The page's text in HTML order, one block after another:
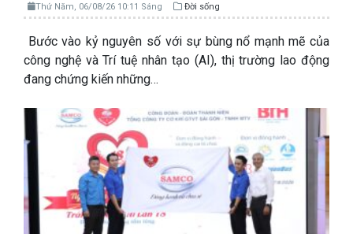
Thứ Năm, 06/08/26 10:11 Sáng Đời sống
Bước vào kỷ nguyên số với sự bùng nổ mạnh mẽ của
công nghệ và Trí tuệ nhân tạo (AI), thị trường lao động
đang chứng kiến những…